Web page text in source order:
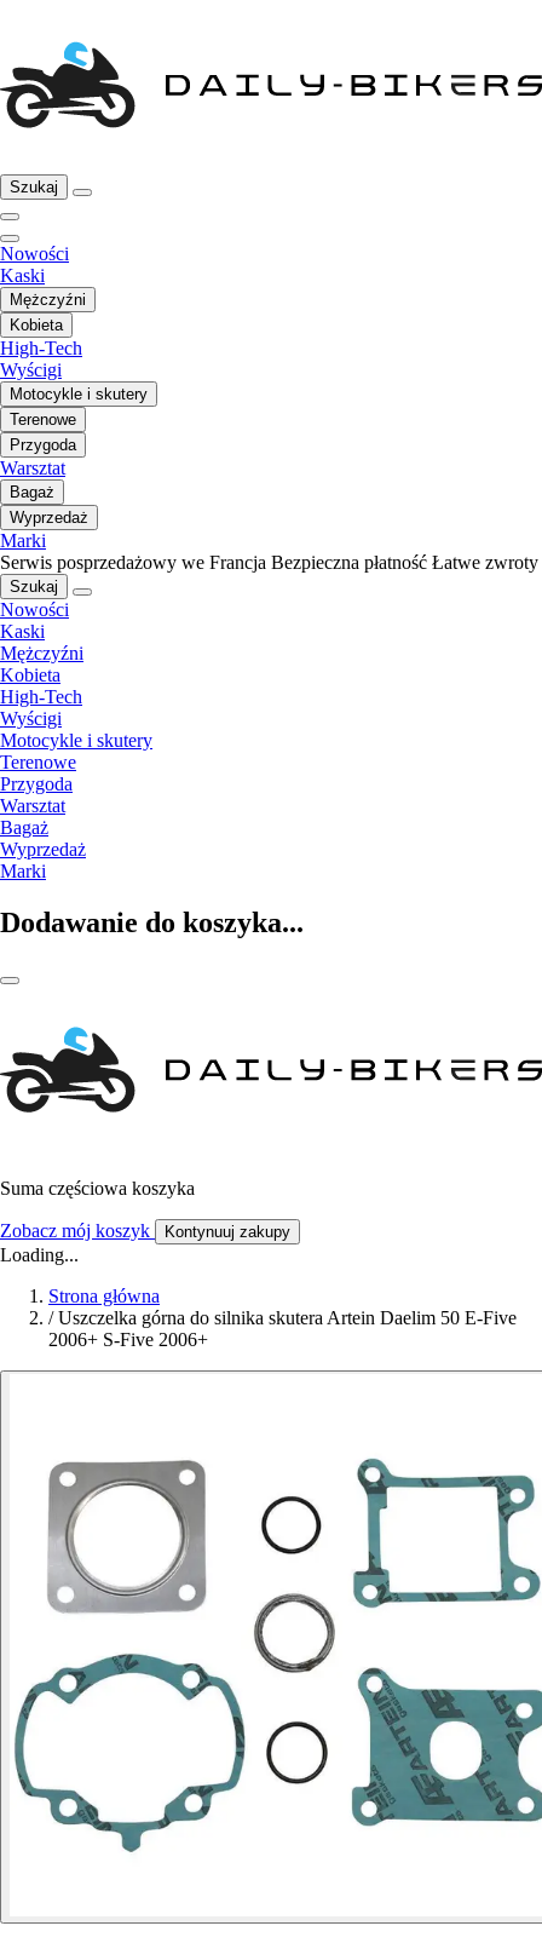
Szukaj
Nowości
Kaski
Mężczyźni
Kobieta
High-Tech
Wyścigi
Motocykle i skutery
Terenowe
Przygoda
Warsztat
Bagaż
Wyprzedaż
Marki
Serwis posprzedażowy we Francja Bezpieczna płatność Łatwe zwroty
Szukaj
Nowości
Kaski
Mężczyźni
Kobieta
High-Tech
Wyścigi
Motocykle i skutery
Terenowe
Przygoda
Warsztat
Bagaż
Wyprzedaż
Marki
Dodawanie do koszyka...
Suma częściowa koszyka
Zobacz mój koszyk Kontynuuj zakupy
Loading...
Strona główna
/ Uszczelka górna do silnika skutera Artein Daelim 50 E-Five
2006+ S-Five 2006+